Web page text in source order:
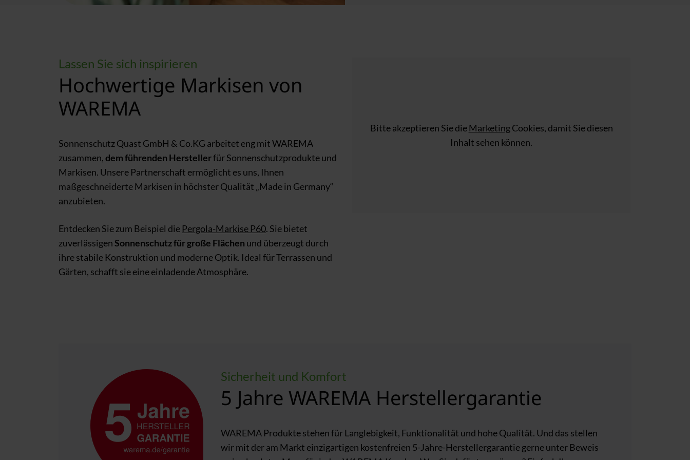
Bitte akzeptieren Sie dieMarketingCookies, damit Sie diesen
Inhalt sehen können.
Lassen Sie sich inspirieren
Hochwertige Markisen von
WAREMA
Sonnenschutz Quast GmbH & Co.KG arbeitet eng mit WAREMA
zusammen,dem führenden Herstellerfür Sonnenschutzprodukte und
Markisen. Unsere Partnerschaft ermöglicht es uns, Ihnen
maßgeschneiderte Markisen in höchster Qualität „Made in Germany“
anzubieten.
Entdecken Sie zum Beispiel die Pergola-Markise P60. Sie bietet
zuverlässigenSonnenschutz für große Flächen und überzeugt durch
ihre stabile Konstruktion und moderne Optik. Ideal für Terrassen und
Gärten, schafft sie eine einladende Atmosphäre.
Sicherheit und Komfort
5 Jahre WAREMA Herstellergarantie
WAREMA Produkte stehen für Langlebigkeit, Funktionalität und hohe Qualität. Und das stellen
wir mit der am Markt einzigartigen kostenfreien 5-Jahre-Herstellergarantie gerne unter Beweis